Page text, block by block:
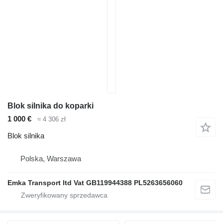
Blok silnika do koparki
1 000 €
≈ 4 306 zł
Blok silnika
Polska, Warszawa
Emka Transport ltd Vat GB119944388 PL5263656060